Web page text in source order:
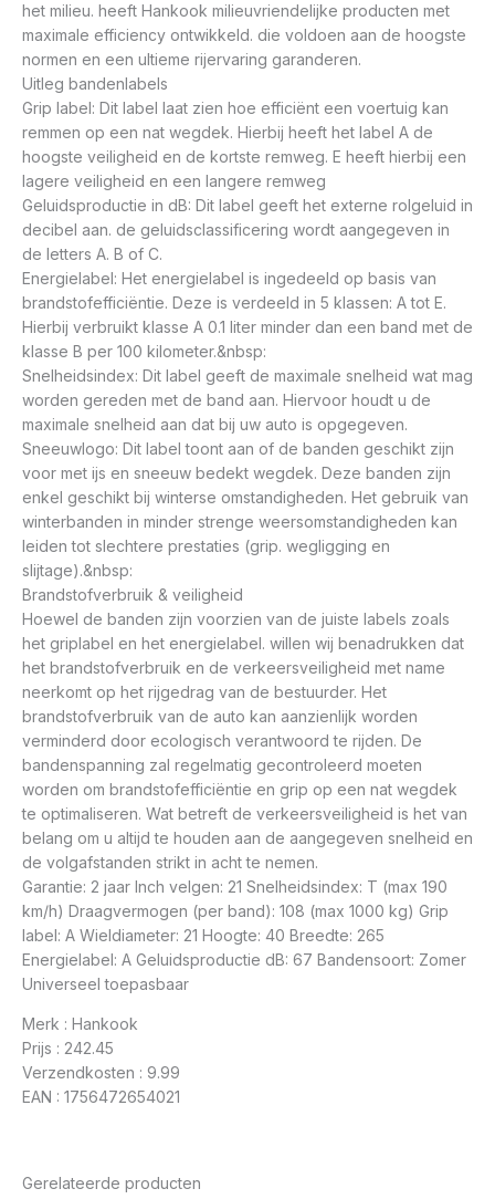
het milieu. heeft Hankook milieuvriendelijke producten met
maximale efficiency ontwikkeld. die voldoen aan de hoogste
normen en een ultieme rijervaring garanderen.
Uitleg bandenlabels
Grip label: Dit label laat zien hoe efficiënt een voertuig kan
remmen op een nat wegdek. Hierbij heeft het label A de
hoogste veiligheid en de kortste remweg. E heeft hierbij een
lagere veiligheid en een langere remweg
Geluidsproductie in dB: Dit label geeft het externe rolgeluid in
decibel aan. de geluidsclassificering wordt aangegeven in
de letters A. B of C.
Energielabel: Het energielabel is ingedeeld op basis van
brandstofefficiëntie. Deze is verdeeld in 5 klassen: A tot E.
Hierbij verbruikt klasse A 0.1 liter minder dan een band met de
klasse B per 100 kilometer.&nbsp:
Snelheidsindex: Dit label geeft de maximale snelheid wat mag
worden gereden met de band aan. Hiervoor houdt u de
maximale snelheid aan dat bij uw auto is opgegeven.
Sneeuwlogo: Dit label toont aan of de banden geschikt zijn
voor met ijs en sneeuw bedekt wegdek. Deze banden zijn
enkel geschikt bij winterse omstandigheden. Het gebruik van
winterbanden in minder strenge weersomstandigheden kan
leiden tot slechtere prestaties (grip. wegligging en
slijtage).&nbsp:
Brandstofverbruik & veiligheid
Hoewel de banden zijn voorzien van de juiste labels zoals
het griplabel en het energielabel. willen wij benadrukken dat
het brandstofverbruik en de verkeersveiligheid met name
neerkomt op het rijgedrag van de bestuurder. Het
brandstofverbruik van de auto kan aanzienlijk worden
verminderd door ecologisch verantwoord te rijden. De
bandenspanning zal regelmatig gecontroleerd moeten
worden om brandstofefficiëntie en grip op een nat wegdek
te optimaliseren. Wat betreft de verkeersveiligheid is het van
belang om u altijd te houden aan de aangegeven snelheid en
de volgafstanden strikt in acht te nemen.
Garantie: 2 jaar Inch velgen: 21 Snelheidsindex: T (max 190
km/h) Draagvermogen (per band): 108 (max 1000 kg) Grip
label: A Wieldiameter: 21 Hoogte: 40 Breedte: 265
Energielabel: A Geluidsproductie dB: 67 Bandensoort: Zomer
Universeel toepasbaar
Merk : Hankook
Prijs : 242.45
Verzendkosten : 9.99
EAN : 1756472654021
Gerelateerde producten